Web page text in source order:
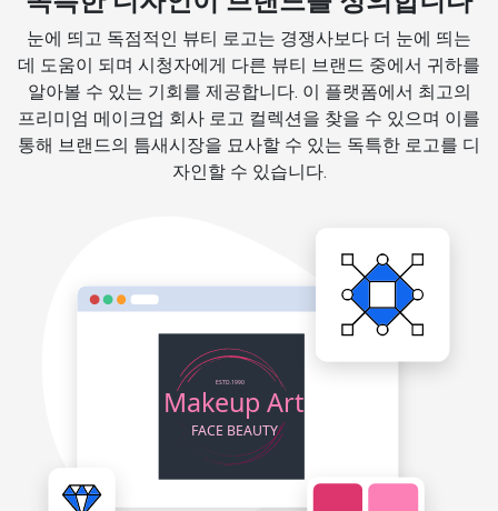
눈에 띄고 독점적인 뷰티 로고는 경쟁사보다 더 눈에 띄는
데 도움이 되며 시청자에게 다른 뷰티 브랜드 중에서 귀하를
알아볼 수 있는 기회를 제공합니다. 이 플랫폼에서 최고의
프리미엄 메이크업 회사 로고 컬렉션을 찾을 수 있으며 이를
통해 브랜드의 틈새시장을 묘사할 수 있는 독특한 로고를 디
자인할 수 있습니다.